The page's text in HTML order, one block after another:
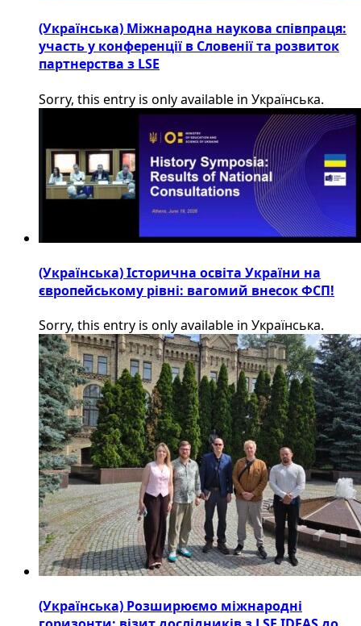
(Українська) Міжнародна наукова співпраця:
участь у конференції в Словенії та розвиток
партнерства з LSE
Sorry, this entry is only available in Українська.
(Українська) Історична освіта України на
європейському рівні: вагомий внесок ФСП!
Sorry, this entry is only available in Українська.
(Українська) Розширюємо міжнародні